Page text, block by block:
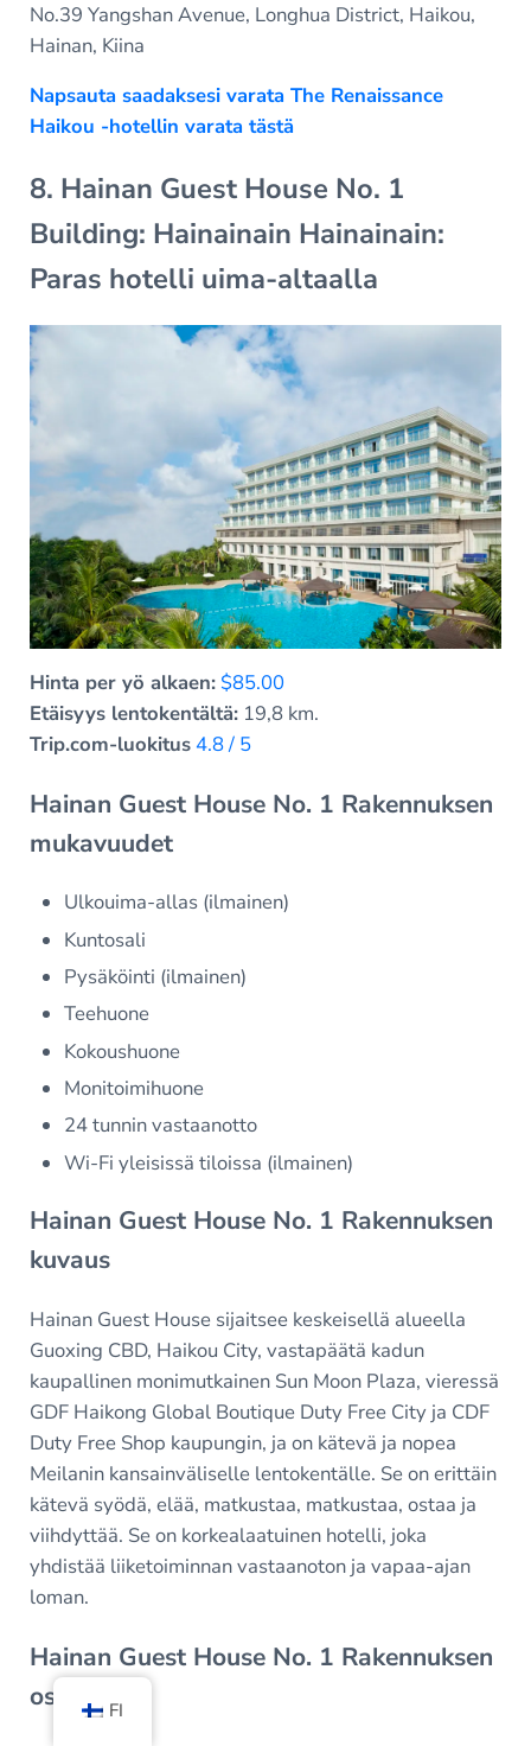
No.39 Yangshan Avenue, Longhua District, Haikou,
Hainan, Kiina
Napsauta saadaksesi varata The Renaissance
Haikou -hotellin varata tästä
8. Hainan Guest House No. 1
Building: Hainainain Hainainain:
Paras hotelli uima-altaalla
Hinta per yö alkaen: $85.00
Etäisyys lentokentältä:19,8 km.
Trip.com-luokitus 4.8 / 5
Hainan Guest House No. 1 Rakennuksen
mukavuudet
Ulkouima-allas (ilmainen)
Kuntosali
Pysäköinti (ilmainen)
Teehuone
Kokoushuone
Monitoimihuone
24 tunnin vastaanotto
Wi-Fi yleisissä tiloissa (ilmainen)
Hainan Guest House No. 1 Rakennuksen
kuvaus
Hainan Guest House sijaitsee keskeisellä alueella
Guoxing CBD, Haikou City, vastapäätä kadun
kaupallinen monimutkainen Sun Moon Plaza, vieressä
GDF Haikong Global Boutique Duty Free City ja CDF
Duty Free Shop kaupungin, ja on kätevä ja nopea
Meilanin kansainväliselle lentokentälle. Se on erittäin
kätevä syödä, elää, matkustaa, matkustaa, ostaa ja
viihdyttää. Se on korkealaatuinen hotelli, joka
yhdistää liiketoiminnan vastaanoton ja vapaa-ajan
loman.
Hainan Guest House No. 1 Rakennuksen
osoite
FI